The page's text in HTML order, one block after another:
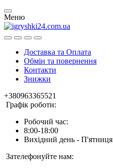
Меню
Доставка та Оплата
Обмін та повернення
Контакти
Знижки
+380963365521
Графік роботи:
Робочий час:
8:00-18:00
Вихідний день - П'ятниця
Зателефонуйте нам: